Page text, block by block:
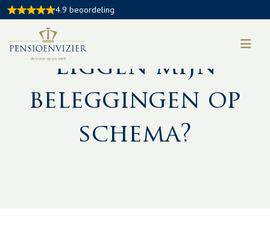
4.9 beoordeling
Liggen mijn
beleggingen op
schema?